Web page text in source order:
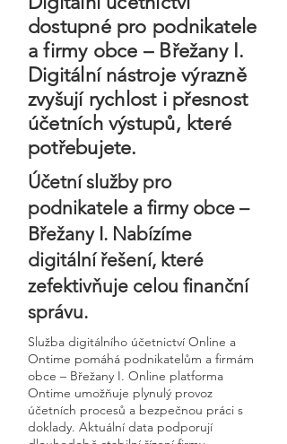
dostupné pro podnikatele
a firmy obce – Břežany I.
Digitální nástroje výrazně
zvyšují rychlost i přesnost
účetních výstupů, které
potřebujete.
Účetní služby pro
podnikatele a firmy obce –
Břežany I. Nabízíme
digitální řešení, které
zefektivňuje celou finanční
správu.
Služba digitálního účetnictví Online a
Ontime pomáhá podnikatelům a firmám
obce – Břežany I. Online platforma
Ontime umožňuje plynulý provoz
účetních procesů a bezpečnou práci s
doklady. Aktuální data podporují